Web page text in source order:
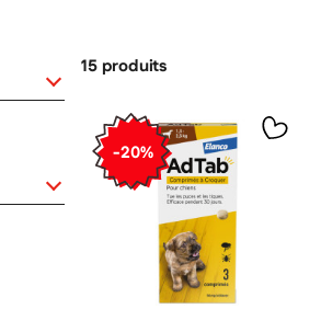
15 produits
-20%